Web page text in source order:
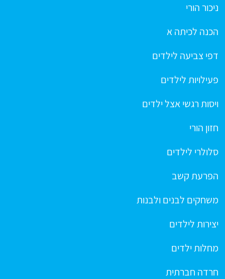
ניכור הורי
הכנה לכיתה א
דפי צביעה לילדים
פעילויות לילדים
ויסות רגשי אצל ילדים
חזון הורי
סלולרי לילדים
הפרעת קשב
משחקים לבנים ולבנות
יצירות לילדים
מחלות ילדים
חרדה חברתית